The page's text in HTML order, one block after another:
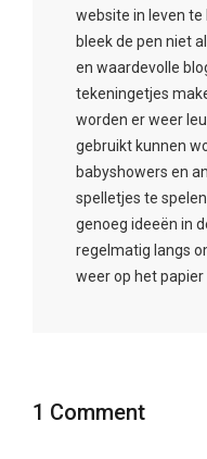
website in leven te
bleek de pen niet
en waardevolle
tekeningetjes
worden er weer
gebruikt kunnen
babyshowers en
spelletjes te
genoeg ideeën in
regelmatig langs
weer op het papier
1 Comment